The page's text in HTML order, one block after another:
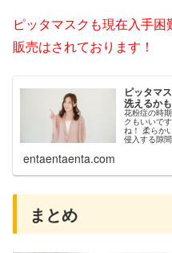
ピッタマスクも現在入手困
販売はされております！
ピッタマ
洗えるか
花粉症の時
クもいいで
ね！ 柔らか
侵入する隙
entaentaenta.com
まとめ